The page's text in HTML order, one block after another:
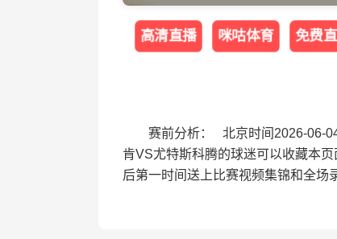
高清直播 咪咕体育 免费
赛前分析： 北京时间2026-06-
肯VS尤特斯科腾的球迷可以收藏本
后第一时间送上比赛视频集锦和全场